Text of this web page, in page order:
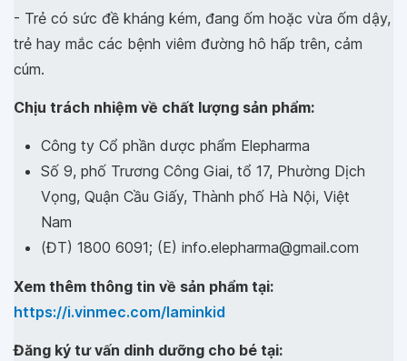
- Trẻ có sức đề kháng kém, đang ốm hoặc vừa ốm dậy,
trẻ hay mắc các bệnh viêm đường hô hấp trên, cảm
cúm.
Chịu trách nhiệm về chất lượng sản phẩm:
Công ty Cổ phần dược phẩm Elepharma
Số 9, phố Trương Công Giai, tổ 17, Phường Dịch
Vọng, Quận Cầu Giấy, Thành phố Hà Nội, Việt
Nam
(ĐT) 1800 6091; (E) info.elepharma@gmail.com
Xem thêm thông tin về sản phẩm tại:
https://i.vinmec.com/laminkid
Đăng ký tư vấn dinh dưỡng cho bé tại: